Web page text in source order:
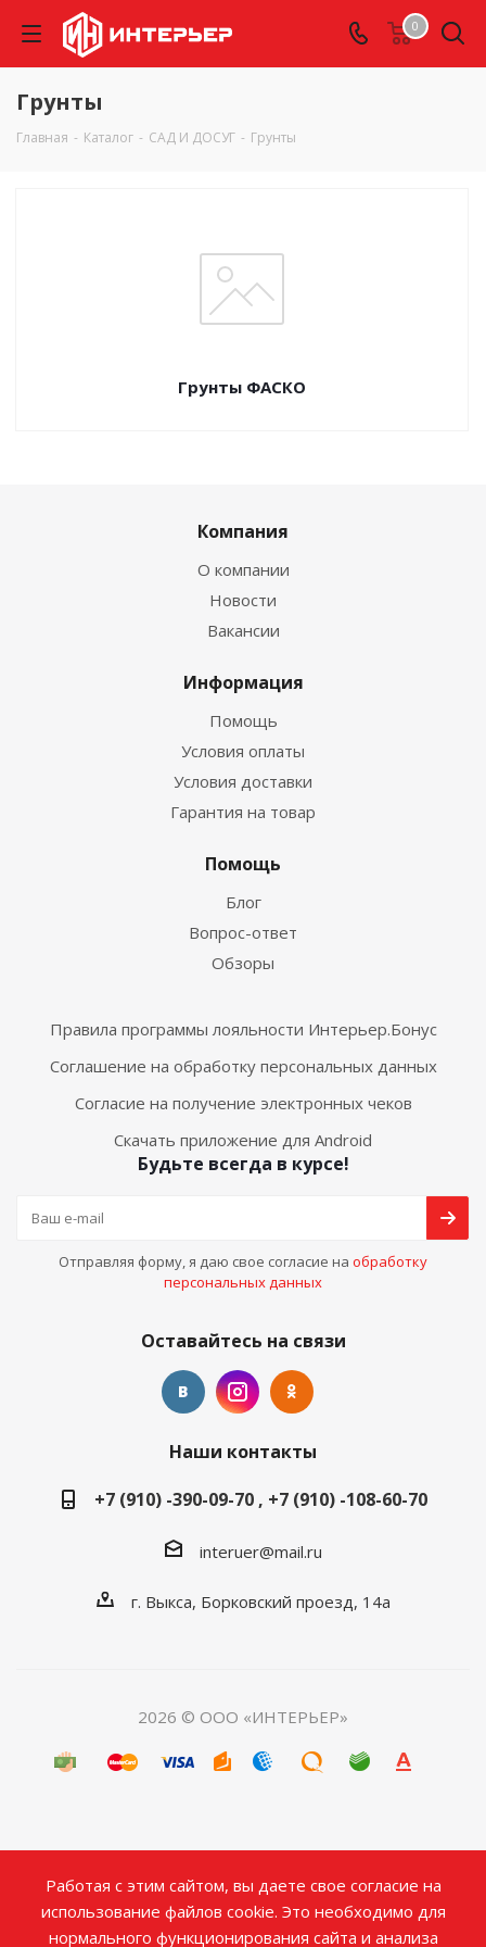
0
Грунты
Главная - Каталог - САД И ДОСУГ - Грунты
Грунты ФАСКО
Компания
О компании
Новости
Вакансии
Информация
Помощь
Условия оплаты
Условия доставки
Гарантия на товар
Помощь
Блог
Вопрос-ответ
Обзоры
Правила программы лояльности Интерьер.Бонус
Соглашение на обработку персональных данных
Согласие на получение электронных чеков
Скачать приложение для Android
Будьте всегда в курсе!
Отправляя форму, я даю свое согласие на обработку
персональных данных
Оставайтесь на связи
Наши контакты
+7 (910) -390-09-70 , +7 (910) -108-60-70
interuer@mail.ru
г. Выкса, Борковский проезд, 14а
2026 © ООО «ИНТЕРЬЕР»
Работая с этим сайтом, вы даете свое согласие на
использование файлов cookie. Это необходимо для
нормального функционирования сайта и анализа